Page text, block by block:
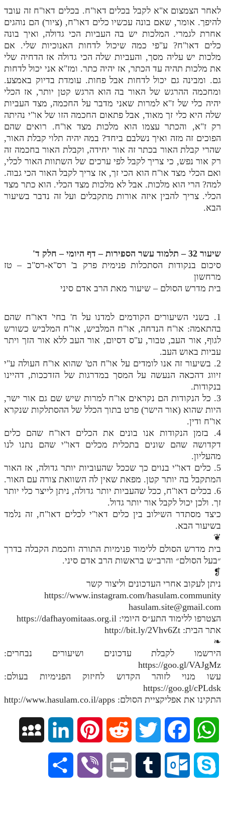
לאחר הצמצום א"א לקבל בכלים דאו"ח. בכלים דאו"ח זה עובד
להיפך. אומר, שאם בונה עכשיו כלים דאו"ח, (ציור) הם נוהגים
אחרת לגמרי. המלכות יש בה העביות הכי גדולה, ואיך בונה
כלים דאו"ח? ע"פי כמה שיכול לדחות האנוכיות שלי. אם
מלכות יש עליה מסך, והעביות שלה הכי גדולה אז הדחיה שלי
את מלכות תהיה עד הכתר, אז יהיה כתר. ומז"א אני יכול לדחות
גם. ומבינה גם יכול לדחות אבל פחות. עומדת בדיוק באמצע.
ומחכמה ההרגש של האור בה הוא הרגש קטן יותר, אז הכלי
יהיה כלי של ז"א למרות שאני מדבר על החכמה, מצד העביות
שלה היא כלי זך מאוד, אבל פתאום החכמה הזו של או"י נהיתה
רק ז"א, והכתר עצמו הוא מלכות מצד או"ח. רואים שהם
הפוכים זה מזה ואיך נשלבם ביחד? במה יהיה תלוי קבלת האור,
שהרי קבלת האור בכתר זה אור יחידה, וקבלת האור בחכמה זה
רק אור נפש, כי צריך לקבל לפי ערכים של השתוות האור לכלי,
ואם הכלי מצד או"ח הוא הכי זך, אז צריך לקבל האור הכי גבוה.
למה? הרי הוא מלכות. אבל לא מלכות מצד הכלי. הוא כתר מצד
הכלי. צריך להבין איזה אורות מתקבלים ועל זה נדבר בשיעור
הבא.
שיעור 32 – תלמוד עשר הספירות – דף היומי – חלק ד'
סיכום בנקודות הסתכלות פנימית פרק ב' רס"א-רס"ב – טז
מרחשון
בית מדרש הסולם – שיעור מאת הרב אדם סיני
1. בשני השיעורים הקודמים למדנו על ח' בחי' דאו"ח שהם
בהתאמה: או"ח הנדחה, או"ח המלביש, או"ח המלביש כשורש
לגוף, אור העב, טבור, ע"ס דסיום, אור העב ללא אור הזך ויתר
עביות באוש העב.
2. בשיעור זה אנו לומדים על או"ח הט' שהוא או"ח העולה ע"י
זיווג דהכאה הנעשה על המסך במדרגות של הזדככות, דהיינו
בנקודות.
3. כל הנקודות הם נקראים או"ח למרות שיש שם גם אור ישר,
היות שהוא (אור הישר) פרט בתוך הכלל של ההסתלקות שנקרא
או"ח ודין.
4. בזמן הנקודות אנו בונים את הכלים דאו"ח שהם כלים
דקדושה שהם שונים בתכלית מכלים דאו"י שהם נתנו לנו
מהעליון.
5. כלים דאו"י בנוים כך שככל שהעוביות יותר גדולה, אז האור
המתקבל בה יותר קטן. מפאת שאין לה השוואת צורה עם האור.
6. בכלים דאו"ח, ככל שהעביות יותר גדולה, ניתן לייצר כלי יותר
זך. ולכן יכול לקבל אור יותר גדול.
כיצד מסתדר השילוב בין כלים דאו"י לכלים דאו"ח, זה נלמד
בשיעור הבא.
❦
בית מדרש הסולם ללימוד פנימיות התורה וחכמת הקבלה בדרך
״בעל הסולם״ והרב״ש בראשות הרב אדם סיני.
❡
ניתן לעקוב אחרי העדכונים וליצור קשר
https://www.instagram.com/hasulam.community
hasulam.site@gmail.com
הצטרפו ללימוד התע״ס היומי: https://dafhayomitaas.org.il
אתר הבית: http://bit.ly/2Vhv6Zt
❧
הירשמו לקבלת עדכונים ושיעורים נבחרים:
https://goo.gl/VAJgMz
עשו מנוי לזוהר הקדוש לחיזוק הפנימיות בעולם:
https://goo.gl/cPLdsk
התקינו את אפליקציית הסולם: http://www.hasulam.co.il/apps
W
w